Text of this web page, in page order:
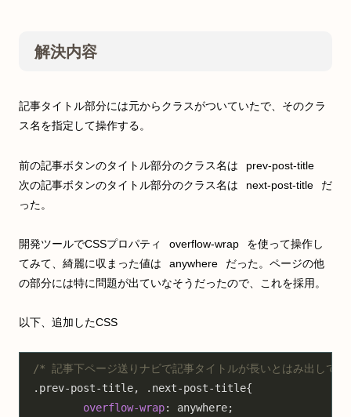
解決内容
記事タイトル部分には元からクラスがついていたで、そのクラ
ス名を指定して操作する。
前の記事ボタンのタイトル部分のクラス名は
prev-post-title
次の記事ボタンのタイトル部分のクラス名は
next-post-title
だ
った。
開発ツールでCSSプロパティ overflow-wrap
を使って操作し
てみて、綺麗に収まった値は
anywhere
だった。ページの他
の部分には特に問題が出ていなそうだったので、これを採用。
以下、追加したCSS
/* 記事下ページ送りナビで記事タイトルが長いとはみ出し
.prev-post-title, .next-post-title{
overflow-wrap: anywhere;